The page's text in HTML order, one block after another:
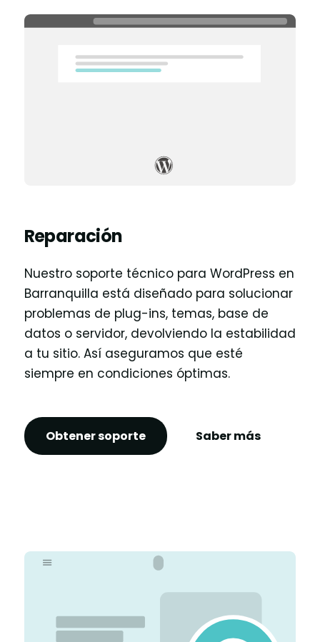
Reparación
Nuestro soporte técnico para WordPress en
Barranquilla está diseñado para solucionar
problemas de plug-ins, temas, base de
datos o servidor, devolviendo la estabilidad
a tu sitio. Así aseguramos que esté
siempre en condiciones óptimas.
Obtener soporte Saber más